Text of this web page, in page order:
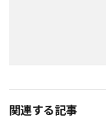
関連する記事